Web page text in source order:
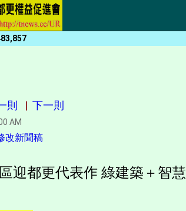
則 | 下一則
AM
改新聞稿
迎都更代表作 綠建築＋智